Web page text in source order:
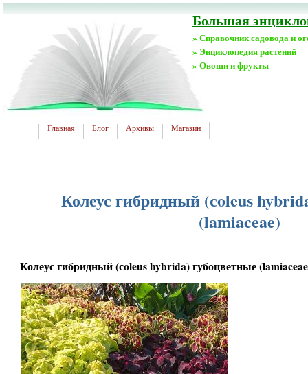
Большая
» Справочник садовода и
» Энциклопедия растений
» Овощи и фрукты
Главная Блог Архивы Магазин
Колеус гибридный (сoleus
(lamiaceae)
Колеус гибридный (сoleus hybrida) губоцветные